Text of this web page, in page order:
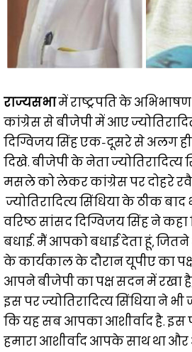
राज्यसभामें राष्ट्रपति के
कांग्रेस से बीजेपी में आए
दिग्विजय सिंह एक-दूसरे से अलग
दिखे. बीजेपी के नेता
मसले को लेकर कांग्रेस पर दोहरे
ज्योतिरादित्य सिंधिया के ठीक
वरिष्ठ सांसद दिग्विजय सिंह ने कहा
बधाई. मैं आपको बधाई देता हूं,
के कार्यकाल के दौरान यूपीए का
आपने बीजेपी का पक्ष सदन में रखा है,
इस पर ज्योतिरादित्य सिंधिया ने भी
कि यह सब आपका आशीर्वाद है. इस
हमारा आशीर्वाद आपके साथ था